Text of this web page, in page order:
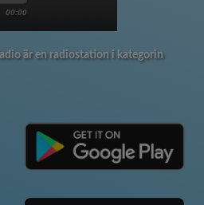
00:00
är en radiostation i kategorin